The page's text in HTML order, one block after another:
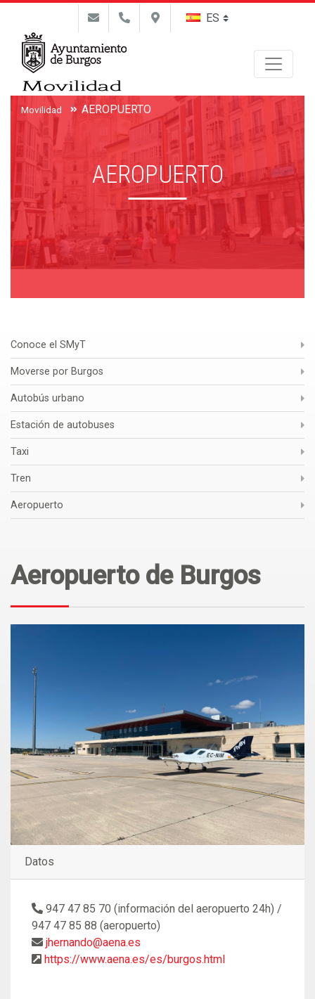
Movilidad AEROPUERTO
AEROPUERTO
Conoce el SMyT
Moverse por Burgos
Autobús urbano
Estación de autobuses
Taxi
Tren
Aeropuerto
Aeropuerto de Burgos
Datos
947 47 85 70 (información del aeropuerto 24h) /
947 47 85 88 (aeropuerto)
jhernando@aena.es
https://www.aena.es/es/burgos.html